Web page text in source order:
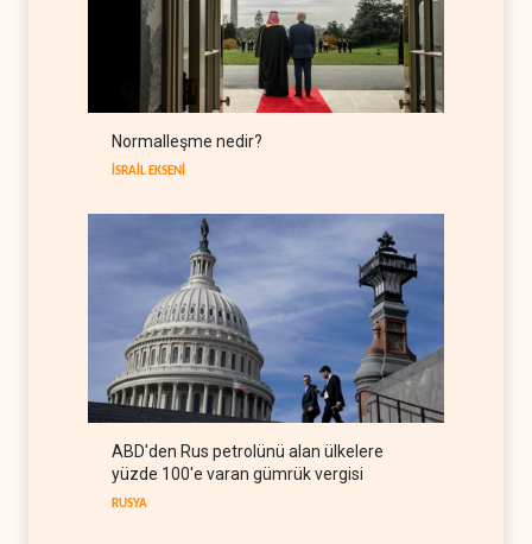
Umman: Hürmüz
görüşmeleri yapıcı ilerliyor
İRAN 09 Ağustos 2026
Nüceba Hareketi: Suudi
Normalleşme nedir?
İSRAİL EKSENİ
ABD'den Rus petrolünü alan ülkelere
yüzde 100'e varan gümrük vergisi
RUSYA